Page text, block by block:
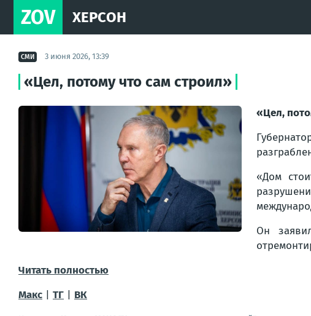
ZOV ХЕРСОН
СМИ 3 июня 2026, 13:39
«Цел, потому что сам строил»
«Цел,
«Дом
Он
Читать полностью
Макс
ТГ ВК